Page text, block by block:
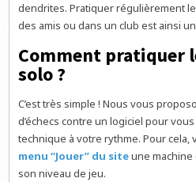
dendrites. Pratiquer régulièrement le
des amis ou dans un club est ainsi
Comment pratiquer
solo ?
C’est très simple ! Nous vous
d’échecs contre un logiciel pour
technique à votre rythme. Pour cela,
menu “Jouer” du siteune
son niveau de jeu.